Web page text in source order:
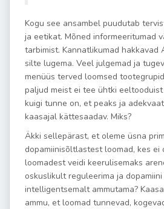
Kogu see ansambel puudutab
ja eetikat. Mõned informeeritumad
tarbimist. Kannatlikumad hakkavad
silte lugema. Veel julgemad ja
menüüs terved loomsed
paljud meist ei tee ühtki
kuigi tunne on, et peaks ja
kaasajal kättesaadav. Miks?
Äkki sellepärast, et oleme üsna
dopamiinisõltlastest loomad, kes
loomadest veidi keerulisemaks
oskuslikult reguleerima ja
intelligentsemalt ammutama?
ammu, et loomad tunnevad,